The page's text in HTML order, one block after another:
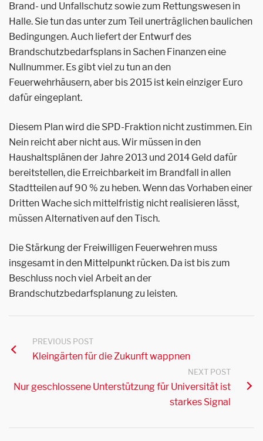
Brand- und Unfallschutz sowie zum Rettungswesen in
Halle. Sie tun das unter zum Teil unerträglichen baulichen
Bedingungen. Auch liefert der Entwurf des
Brandschutzbedarfsplans in Sachen Finanzen eine
Nullnummer. Es gibt viel zu tun an den
Feuerwehrhäusern, aber bis 2015 ist kein einziger Euro
dafür eingeplant.
Diesem Plan wird die SPD-Fraktion nicht zustimmen. Ein
Nein reicht aber nicht aus. Wir müssen in den
Haushaltsplänen der Jahre 2013 und 2014 Geld dafür
bereitstellen, die Erreichbarkeit im Brandfall in allen
Stadtteilen auf 90 % zu heben. Wenn das Vorhaben einer
Dritten Wache sich mittelfristig nicht realisieren lässt,
müssen Alternativen auf den Tisch.
Die Stärkung der Freiwilligen Feuerwehren muss
insgesamt in den Mittelpunkt rücken. Da ist bis zum
Beschluss noch viel Arbeit an der
Brandschutzbedarfsplanung zu leisten.
PREVIOUS POST
Kleingärten für die Zukunft wappnen
NEXT POST
Nur geschlossene Unterstützung für Universität ist
starkes Signal